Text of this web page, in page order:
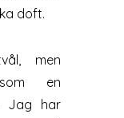
doft.
men
en
Jag har